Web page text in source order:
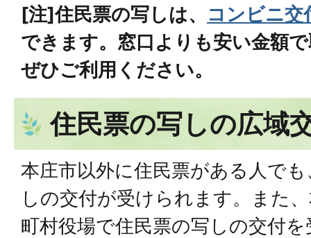
[注]住民票の写しは、
コンビニ交
できます。 窓口よりも安い金額
ぜひご利用ください。
住民票の写しの広域
本庄市以外に住民票がある人で
しの交付が受けられます。また
町村役場で住民票の写しの交付